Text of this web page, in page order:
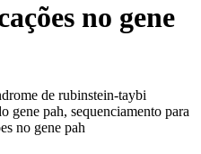
no gene
de rubinstein-taybi
gene pah, sequenciamento para
no gene pah